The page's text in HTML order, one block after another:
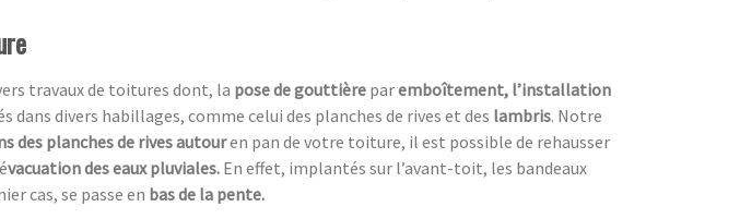
travaux de toitures dont, la pose de gouttière paremboîtement, l’installation
dans divers habillages, comme celui des planches de rives et des lambris. Notre
des planches de rives autouren pan de votre toiture, il est possible de rehausser
vacuation des eaux pluviales. En effet, implantés sur l’avant-toit, les bandeaux
cas, se passe en bas de la pente.